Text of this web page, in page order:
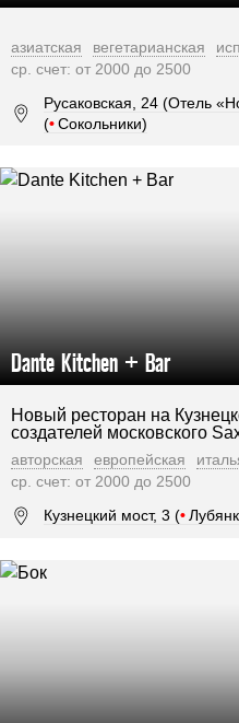
азиатская вегетарианская
ср. счет: от 2000 до 2500
Русаковская, 24 (Отель
(•Сокольники)
Dante Kitchen + Bar
Новый ресторан на
создателей московского
авторская европейская
ср. счет: от 2000 до 2500
Кузнецкий мост, 3 (•